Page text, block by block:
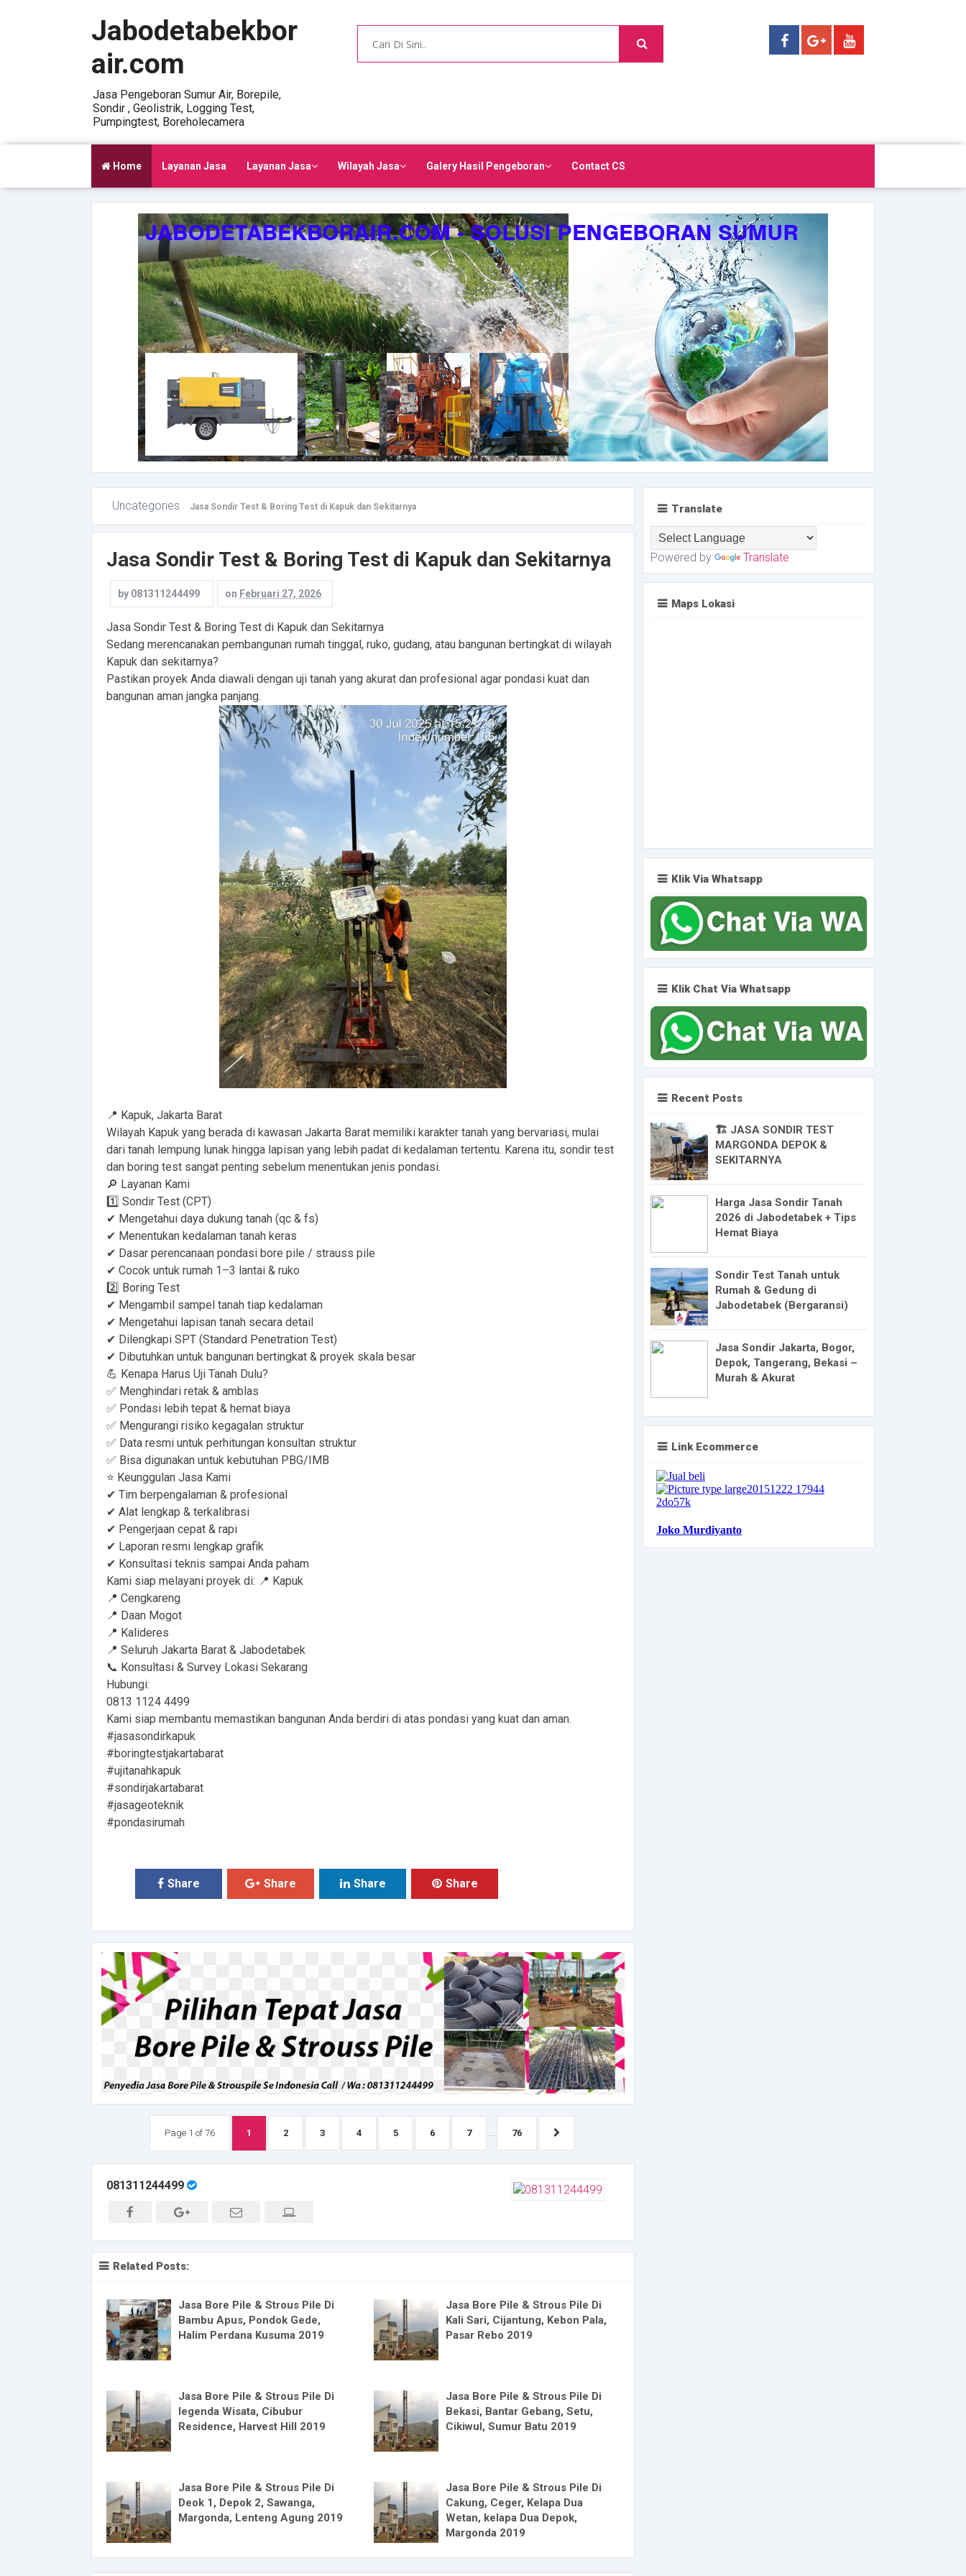
Jabodetabekbor
air.com
Jasa Pengeboran Sumur Air, Borepile,
Sondir , Geolistrik, Logging Test,
Pumpingtest, Boreholecamera
Home Layanan Jasa Layanan Jasa Wilayah Jasa Galery Hasil Pengeboran Contact CS
Uncategories Jasa Sondir Test & Boring Test di Kapuk dan Sekitarnya
Jasa Sondir Test & Boring Test di Kapuk dan Sekitarnya
by 081311244499 on Februari 27, 2026
Jasa Sondir Test & Boring Test di Kapuk dan Sekitarnya
Sedang merencanakan pembangunan rumah tinggal, ruko, gudang, atau bangunan bertingkat di wilayah
Kapuk dan sekitarnya?
Pastikan proyek Anda diawali dengan uji tanah yang akurat dan profesional agar pondasi kuat dan
bangunan aman jangka panjang.
📍 Kapuk, Jakarta Barat
Wilayah Kapuk yang berada di kawasan Jakarta Barat memiliki karakter tanah yang bervariasi, mulai
dari tanah lempung lunak hingga lapisan yang lebih padat di kedalaman tertentu. Karena itu, sondir test
dan boring test sangat penting sebelum menentukan jenis pondasi.
🔎 Layanan Kami
1️⃣ Sondir Test (CPT)
✔ Mengetahui daya dukung tanah (qc & fs)
✔ Menentukan kedalaman tanah keras
✔ Dasar perencanaan pondasi bore pile / strauss pile
✔ Cocok untuk rumah 1–3 lantai & ruko
2️⃣ Boring Test
✔ Mengambil sampel tanah tiap kedalaman
✔ Mengetahui lapisan tanah secara detail
✔ Dilengkapi SPT (Standard Penetration Test)
✔ Dibutuhkan untuk bangunan bertingkat & proyek skala besar
💪 Kenapa Harus Uji Tanah Dulu?
✅ Menghindari retak & amblas
✅ Pondasi lebih tepat & hemat biaya
✅ Mengurangi risiko kegagalan struktur
✅ Data resmi untuk perhitungan konsultan struktur
✅ Bisa digunakan untuk kebutuhan PBG/IMB
⭐ Keunggulan Jasa Kami
✔ Tim berpengalaman & profesional
✔ Alat lengkap & terkalibrasi
✔ Pengerjaan cepat & rapi
✔ Laporan resmi lengkap grafik
✔ Konsultasi teknis sampai Anda paham
Kami siap melayani proyek di: 📍 Kapuk
📍 Cengkareng
📍 Daan Mogot
📍 Kalideres
📍 Seluruh Jakarta Barat & Jabodetabek
📞 Konsultasi & Survey Lokasi Sekarang
Hubungi:
0813 1124 4499
Kami siap membantu memastikan bangunan Anda berdiri di atas pondasi yang kuat dan aman.
#jasasondirkapuk
#boringtestjakartabarat
#ujitanahkapuk
#sondirjakartabarat
#jasageoteknik
#pondasirumah
Share Share Share Share
Page 1 of 76 1 2 3 4 5 6 7 ... 76
081311244499
Related Posts:
Jasa Bore Pile & Strous Pile Di
Bambu Apus, Pondok Gede,
Halim Perdana Kusuma 2019
Jasa Bore Pile & Strous Pile Di
Kali Sari, Cijantung, Kebon Pala,
Pasar Rebo 2019
Jasa Bore Pile & Strous Pile Di
legenda Wisata, Cibubur
Residence, Harvest Hill 2019
Jasa Bore Pile & Strous Pile Di
Bekasi, Bantar Gebang, Setu,
Cikiwul, Sumur Batu 2019
Jasa Bore Pile & Strous Pile Di
Deok 1, Depok 2, Sawanga,
Margonda, Lenteng Agung 2019
Jasa Bore Pile & Strous Pile Di
Cakung, Ceger, Kelapa Dua
Wetan, kelapa Dua Depok,
Margonda 2019
Translate
Powered by Translate
Maps Lokasi
Klik Via Whatsapp
Klik Chat Via Whatsapp
Recent Posts
🏗️ JASA SONDIR TEST
MARGONDA DEPOK &
SEKITARNYA
Harga Jasa Sondir Tanah
2026 di Jabodetabek + Tips
Hemat Biaya
Sondir Test Tanah untuk
Rumah & Gedung di
Jabodetabek (Bergaransi)
Jasa Sondir Jakarta, Bogor,
Depok, Tangerang, Bekasi –
Murah & Akurat
Link Ecommerce